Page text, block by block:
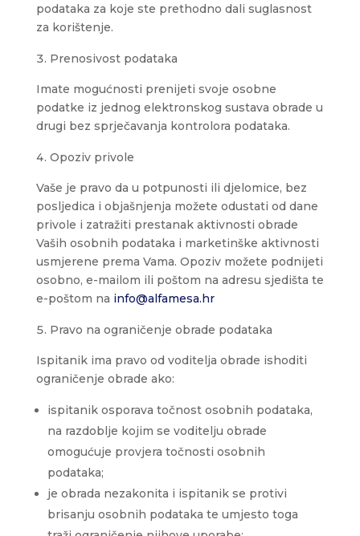
podataka za koje ste prethodno dali suglasnost
za korištenje.
Prenosivost podataka
Imate mogućnosti prenijeti svoje osobne
podatke iz jednog elektronskog sustava obrade u
drugi bez sprječavanja kontrolora podataka.
Opoziv privole
Vaše je pravo da u potpunosti ili djelomice, bez
posljedica i objašnjenja možete odustati od dane
privole i zatražiti prestanak aktivnosti obrade
Vaših osobnih podataka i marketinške aktivnosti
usmjerene prema Vama. Opoziv možete podnijeti
osobno, e-mailom ili poštom na adresu sjedišta te
e-poštom na info@alfamesa.hr
Pravo na ograničenje obrade podataka
Ispitanik ima pravo od voditelja obrade ishoditi
ograničenje obrade ako:
ispitanik osporava točnost osobnih podataka,
na razdoblje kojim se voditelju obrade
omogućuje provjera točnosti osobnih
podataka;
je obrada nezakonita i ispitanik se protivi
brisanju osobnih podataka te umjesto toga